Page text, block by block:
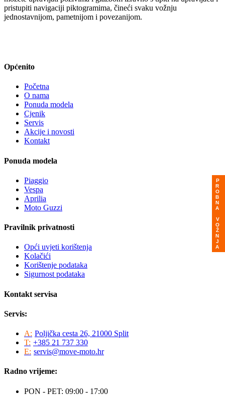
pristupiti navigaciji piktogramima, čineći svaku vožnju
jednostavnijom, pametnijom i povezanijom.
Općenito
Početna
O nama
Ponuda modela
Cjenik
Servis
Akcije i novosti
Kontakt
Ponuda modela
Piaggio
Vespa
Aprilia
Moto Guzzi
Pravilnik privatnosti
Opći uvjeti korištenja
Kolačići
Korištenje podataka
Sigurnost podataka
Kontakt servisa
Servis:
A: Poljička cesta 26, 21000 Split
T: +385 21 737 330
E: servis@move-moto.hr
Radno vrijeme:
PON - PET: 09:00 - 17:00
PROBNA VOŽNJA